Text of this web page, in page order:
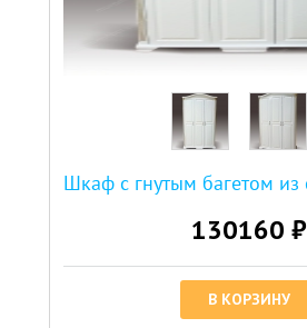
130160 ₽
В КОРЗИНУ